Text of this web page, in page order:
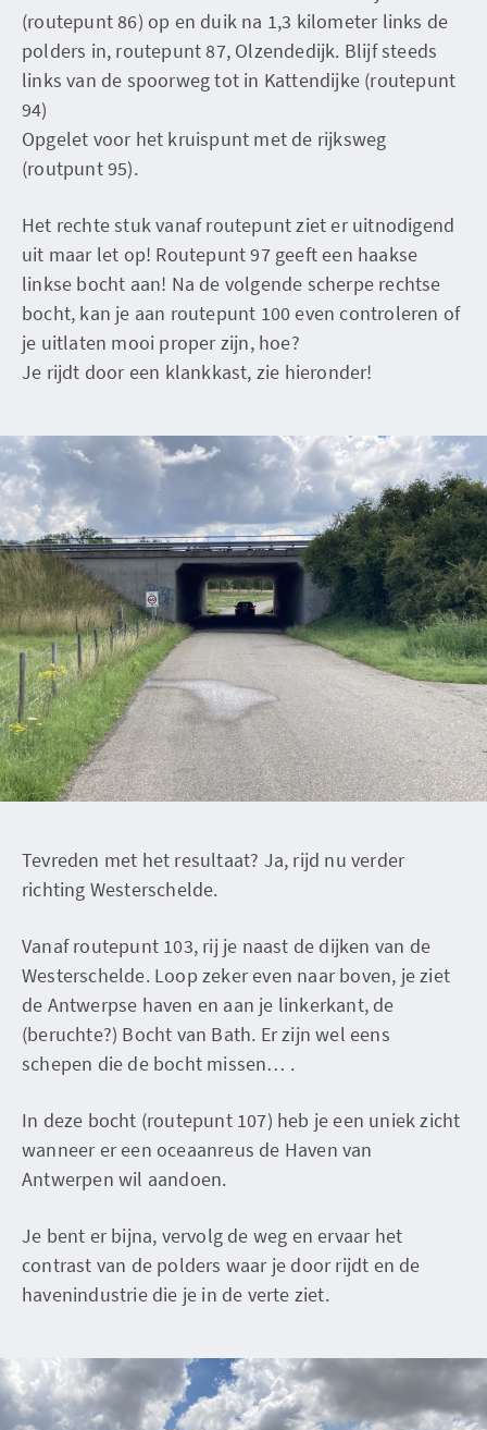
(routepunt 86) op en duik na 1,3 kilometer links de
polders in, routepunt 87, Olzendedijk. Blijf steeds
links van de spoorweg tot in Kattendijke (routepunt
94)
Opgelet voor het kruispunt met de rijksweg
(routpunt 95).
Het rechte stuk vanaf routepunt ziet er uitnodigend
uit maar let op! Routepunt 97 geeft een haakse
linkse bocht aan! Na de volgende scherpe rechtse
bocht, kan je aan routepunt 100 even controleren of
je uitlaten mooi proper zijn, hoe?
Je rijdt door een klankkast, zie hieronder!
Tevreden met het resultaat? Ja, rijd nu verder
richting Westerschelde.
Vanaf routepunt 103, rij je naast de dijken van de
Westerschelde. Loop zeker even naar boven, je ziet
de Antwerpse haven en aan je linkerkant, de
(beruchte?) Bocht van Bath. Er zijn wel eens
schepen die de bocht missen… .
In deze bocht (routepunt 107) heb je een uniek zicht
wanneer er een oceaanreus de Haven van
Antwerpen wil aandoen.
Je bent er bijna, vervolg de weg en ervaar het
contrast van de polders waar je door rijdt en de
havenindustrie die je in de verte ziet.